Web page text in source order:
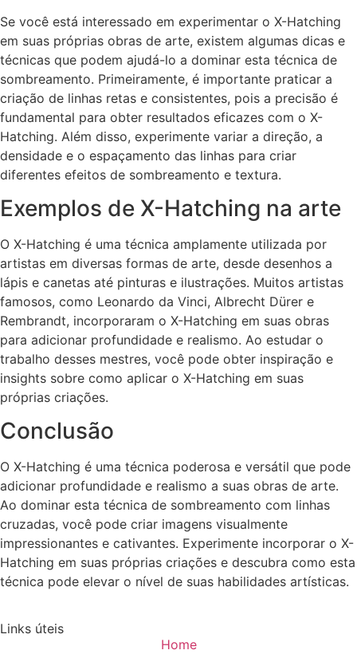
Se você está interessado em experimentar o X-Hatching
em suas próprias obras de arte, existem algumas dicas e
técnicas que podem ajudá-lo a dominar esta técnica de
sombreamento. Primeiramente, é importante praticar a
criação de linhas retas e consistentes, pois a precisão é
fundamental para obter resultados eficazes com o X-
Hatching. Além disso, experimente variar a direção, a
densidade e o espaçamento das linhas para criar
diferentes efeitos de sombreamento e textura.
Exemplos de X-Hatching na arte
O X-Hatching é uma técnica amplamente utilizada por
artistas em diversas formas de arte, desde desenhos a
lápis e canetas até pinturas e ilustrações. Muitos artistas
famosos, como Leonardo da Vinci, Albrecht Dürer e
Rembrandt, incorporaram o X-Hatching em suas obras
para adicionar profundidade e realismo. Ao estudar o
trabalho desses mestres, você pode obter inspiração e
insights sobre como aplicar o X-Hatching em suas
próprias criações.
Conclusão
O X-Hatching é uma técnica poderosa e versátil que pode
adicionar profundidade e realismo a suas obras de arte.
Ao dominar esta técnica de sombreamento com linhas
cruzadas, você pode criar imagens visualmente
impressionantes e cativantes. Experimente incorporar o X-
Hatching em suas próprias criações e descubra como esta
técnica pode elevar o nível de suas habilidades artísticas.
Links úteis
Home